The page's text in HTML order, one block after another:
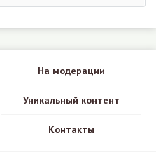
На модерации
Уникальный контент
Контакты